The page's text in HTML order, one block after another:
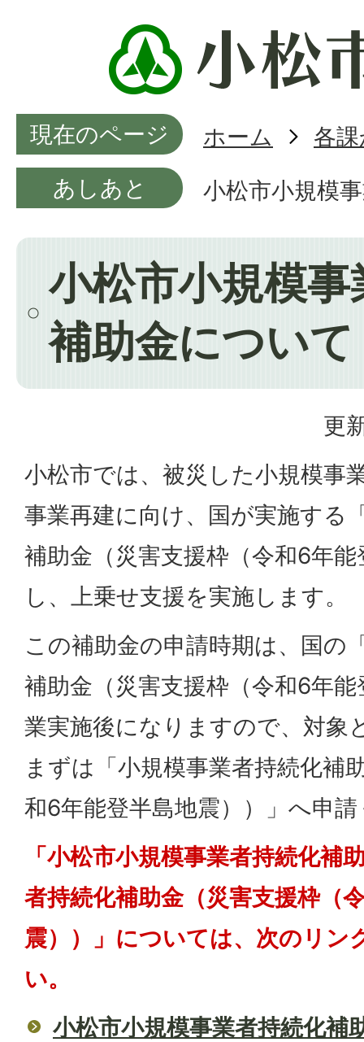
現在のページ ホーム
各
あしあと
小松市小規模
小松市小規模
補助金について
更
小松市では、被災した小規模事
事業再建に向け、国が実施する
補助金（災害支援枠（令和6年
し、上乗せ支援を実施します。
この補助金の申請時期は、国の
補助金（災害支援枠（令和6年
業実施後になりますので、対象
まずは「小規模事業者持続化補
和6年能登半島地震））」へ申
「小松市小規模事業者持続化補
者持続化補助金（災害支援枠（
震））」については、次のリン
い。
小松市小規模事業者持続化補